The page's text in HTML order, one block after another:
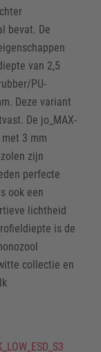
bevat. De
van 2,5
PU-
Deze variant
De jo_MAX-
3 mm
zijn
perfecte
ook een
lichtheid
is de
collectie en